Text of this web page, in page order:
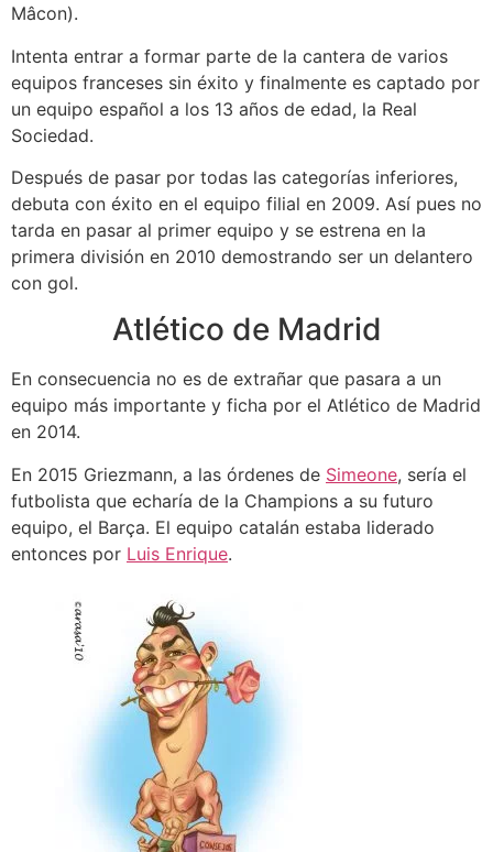
Mâcon).
Intenta entrar a formar parte de la cantera de varios
equipos franceses sin éxito y finalmente es captado por
un equipo español a los 13 años de edad, la Real
Sociedad.
Después de pasar por todas las categorías inferiores,
debuta con éxito en el equipo filial en 2009. Así pues no
tarda en pasar al primer equipo y se estrena en la
primera división en 2010 demostrando ser un delantero
con gol.
Atlético de Madrid
En consecuencia no es de extrañar que pasara a un
equipo más importante y ficha por el Atlético de Madrid
en 2014.
En 2015 Griezmann, a las órdenes de Simeone, sería el
futbolista que echaría de la Champions a su futuro
equipo, el Barça. El equipo catalán estaba liderado
entonces por Luis Enrique.